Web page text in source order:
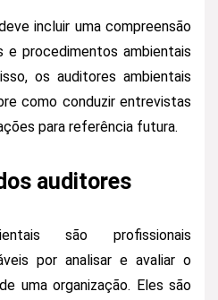
incluir uma compreensão
e procedimentos ambientais
os auditores ambientais
como conduzir entrevistas
para referência futura.
auditores
são profissionais
por analisar e avaliar o
uma organização. Eles são